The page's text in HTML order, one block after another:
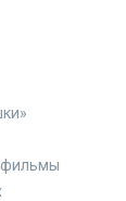
фильмы